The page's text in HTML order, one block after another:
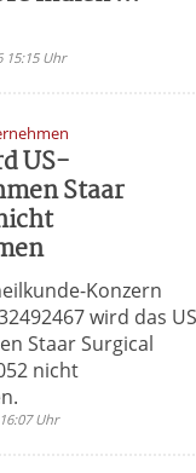
15:15 Uhr
US-
Staar
Konzern
wird das
Staar Surgical
nicht
Uhr